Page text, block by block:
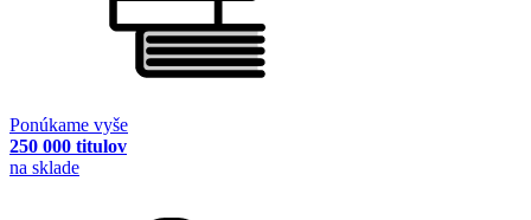
Ponúkame vyše
250 000 titulov
na sklade